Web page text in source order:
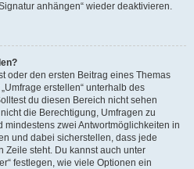
anhängen“ wieder deaktivieren.
oder den ersten Beitrag eines Themas
erstellen“ unterhalb des
du diesen Bereich nicht sehen
die Berechtigung, Umfragen zu
zwei Antwortmöglichkeiten in
und dabei sicherstellen, dass jede
Zeile steht. Du kannst auch unter
festlegen, wie viele Optionen ein